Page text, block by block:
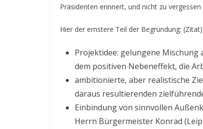
Präsidenten erinnert, und nicht zu
Hier der ernstere Teil der Begründung: (Zitat)
Projektidee: gelungene
dem positiven Nebeneffekt, die
ambitionierte, aber realistische
daraus resultierenden
Einbindung von sinnvollen
Herrn Bürgermeister Konrad